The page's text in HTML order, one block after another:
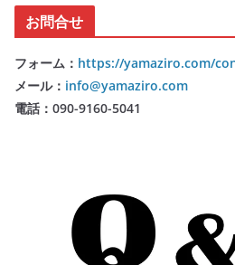
お問合せ
フォーム： https://yamaziro.com/
メール： info@yamaziro.com
電話：090-9160-5041